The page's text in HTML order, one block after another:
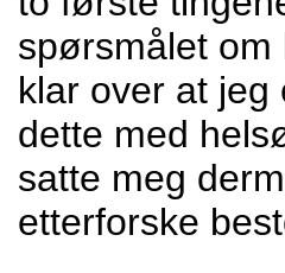
spørsmålet
klar over at jeg
dette med
satte meg
etterforske